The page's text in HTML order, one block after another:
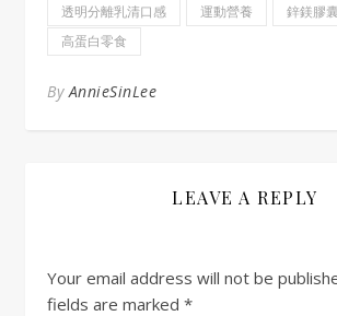
透明分離乳清口感
運動營養
鋅鎂膠
高蛋白零食
By AnnieSinLee
LEAVE A REPLY
Your email address will not be
fields are marked *